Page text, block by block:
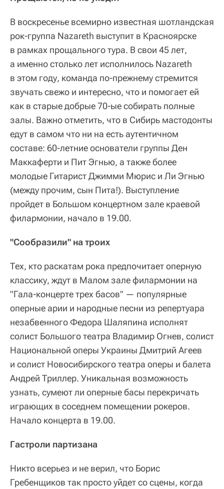
В воскресенье всемирно известная шотландская
рок-группа Nazareth выступит в Красноярске
в рамках прощального тура. В свои 45 лет,
а именно столько лет исполнилось Nazareth
в этом году, команда по-прежнему стремится
звучать свежо и интересно, что и помогает ей
как в старые добрые 70-ые собирать полные
залы. Важно отметить, что в Сибирь мастодонты
едут в самом что ни на есть аутентичном
составе: 60-летние основатели группы Ден
Маккаферти и Пит Эгнью, а также более
молодые Гитарист Джимми Мюрис и Ли Эгнью
(между прочим, сын Пита!). Выступление
пройдет в Большом концертном зале краевой
филармонии, начало в 19.00.
"Сообразили" на троих
Тех, кто раскатам рока предпочитает оперную
классику, ждут в Малом зале филармонии на
"Гала-концерте трех басов" — популярные
оперные арии и народные песни из репертуара
незабвенного Федора Шаляпина исполнят
солист Большого театра Владимир Огнев, солист
Национальной оперы Украины Дмитрий Агеев
и солист Новосибирского театра оперы и балета
Андрей Триллер. Уникальная возможность
узнать, сумеют ли оперные басы перекричать
играющих в соседнем помещении рокеров.
Начало концерта в 19.00.
Гастроли партизана
Никто всерьез и не верил, что Борис
Гребенщиков так просто уйдет со сцены, когда